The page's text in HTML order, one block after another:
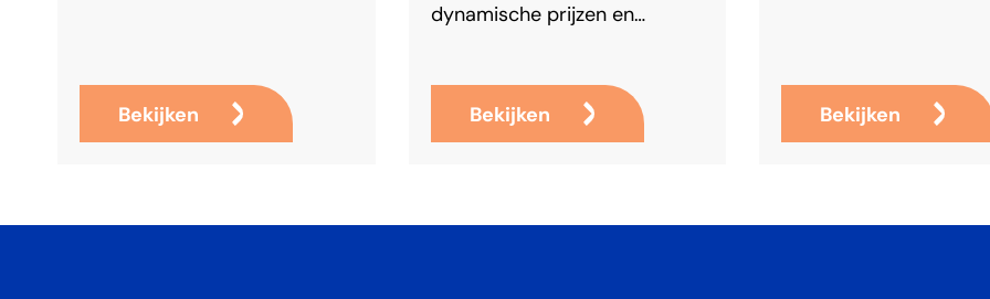
aansturing.
Bekijken
dynamische prijzen en
alle kansen voor maximaal
rendement.
Bekijken Bekijken